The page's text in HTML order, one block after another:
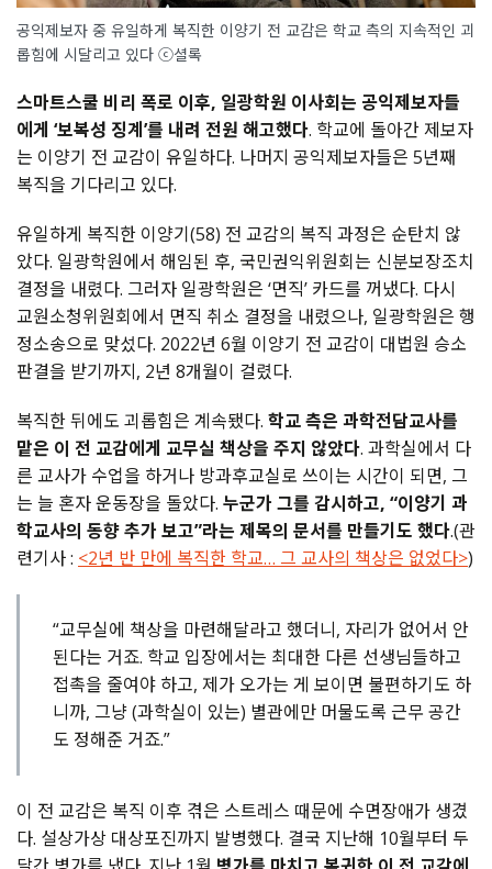
공익제보자 중 유일하게 복직한 이양기 전 교감은 학교 측의 지속적인 괴
롭힘에 시달리고 있다 ⓒ셜록
스마트스쿨 비리 폭로 이후, 일광학원 이사회는 공익제보자들
에게 ‘보복성 징계’를 내려 전원 해고했다. 학교에 돌아간 제보자
는 이양기 전 교감이 유일하다. 나머지 공익제보자들은 5년째
복직을 기다리고 있다.
유일하게 복직한 이양기(58) 전 교감의 복직 과정은 순탄치 않
았다. 일광학원에서 해임된 후, 국민권익위원회는 신분보장조치
결정을 내렸다. 그러자 일광학원은 ‘면직’ 카드를 꺼냈다. 다시
교원소청위원회에서 면직 취소 결정을 내렸으나, 일광학원은 행
정소송으로 맞섰다. 2022년 6월 이양기 전 교감이 대법원 승소
판결을 받기까지, 2년 8개월이 걸렸다.
복직한 뒤에도 괴롭힘은 계속됐다. 학교 측은 과학전담교사를
맡은 이 전 교감에게 교무실 책상을 주지 않았다. 과학실에서 다
른 교사가 수업을 하거나 방과후교실로 쓰이는 시간이 되면, 그
는 늘 혼자 운동장을 돌았다. 누군가 그를 감시하고, “이양기 과
학교사의 동향 추가 보고”라는 제목의 문서를 만들기도 했다.(관
련기사 : <2년 반 만에 복직한 학교… 그 교사의 책상은 없었다>)
“교무실에 책상을 마련해달라고 했더니, 자리가 없어서 안
된다는 거죠. 학교 입장에서는 최대한 다른 선생님들하고
접촉을 줄여야 하고, 제가 오가는 게 보이면 불편하기도 하
니까, 그냥 (과학실이 있는) 별관에만 머물도록 근무 공간
도 정해준 거죠.”
이 전 교감은 복직 이후 겪은 스트레스 때문에 수면장애가 생겼
다. 설상가상 대상포진까지 발병했다. 결국 지난해 10월부터 두